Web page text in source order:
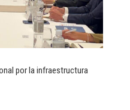
por la infraestructura